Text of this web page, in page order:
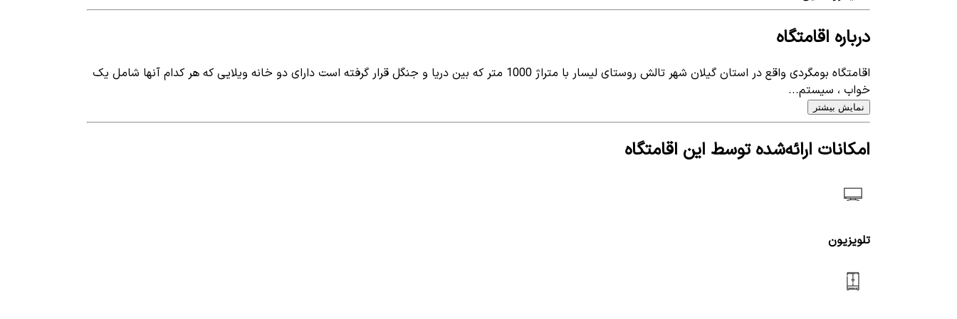
درباره اقامتگاه
اقامتگاه بومگردی واقع در استان گیلان شهر تالش روستای لیسار با متراژ 1000 متر که بین دریا و جنگل قرار گرفته است دارای دو خانه ویلایی که هر کدام آنها شامل یک
خواب ، سیستم...
نمایش بیشتر
امکانات ارائه‌شده توسط این اقامتگاه
تلویزیون